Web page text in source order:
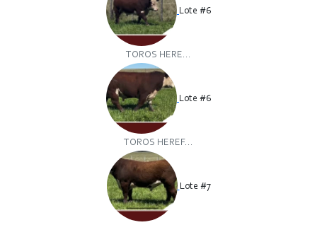
Lote #6
TOROS HERE...
Lote #6
TOROS HEREF...
Lote #7